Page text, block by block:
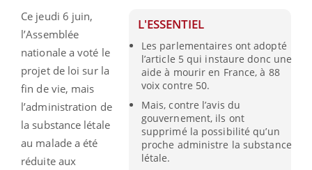
L'ESSENTIEL
Les parlementaires ont adopté
l’article 5 qui instaure donc une
aide à mourir en France, à 88
voix contre 50.
Mais, contre l’avis du
gouvernement, ils ont
supprimé la possibilité qu’un
proche administre la substance
létale.
Ce jeudi 6 juin,
l’Assemblée
nationale a voté le
projet de loi sur la
fin de vie, mais
l’administration de
la substance létale
au malade a été
réduite aux